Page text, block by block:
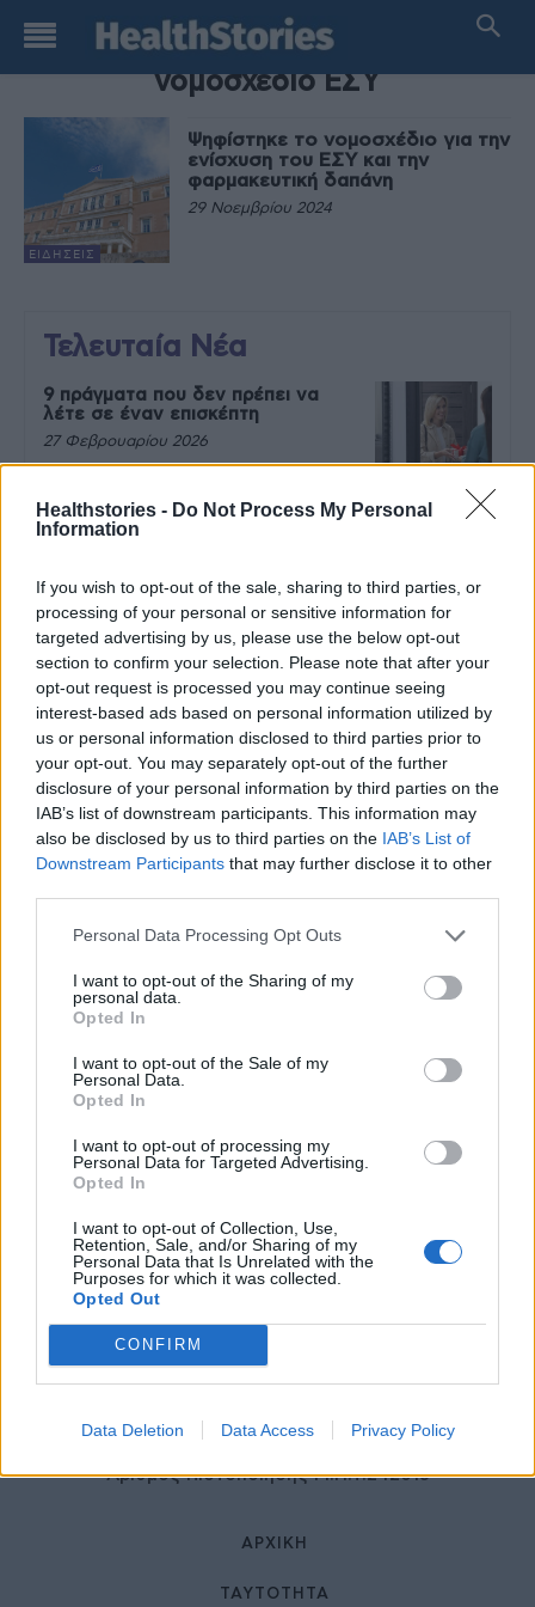
Healthstories - Do Not Process My Personal
Information
If you wish to opt-out of the sale, sharing to third parties, or
processing of your personal or sensitive information for
targeted advertising by us, please use the below opt-out
section to confirm your selection. Please note that after your
opt-out request is processed you may continue seeing
interest-based ads based on personal information utilized by
us or personal information disclosed to third parties prior to
your opt-out. You may separately opt-out of the further
disclosure of your personal information by third parties on the
IAB’s list of downstream participants. This information may
also be disclosed by us to third parties on the IAB’s List of
Downstream Participants that may further disclose it to other
Personal Data Processing Opt Outs
I want to opt-out of the Sharing of my
personal data.
Opted In
I want to opt-out of the Sale of my
Personal Data.
Opted In
I want to opt-out of processing my
Personal Data for Targeted Advertising.
Opted In
I want to opt-out of Collection, Use,
Retention, Sale, and/or Sharing of my
Personal Data that Is Unrelated with the
Purposes for which it was collected.
Opted Out
CONFIRM
Data Deletion Data Access Privacy Policy
TAG
νομοσχέδιο ΕΣΥ
ΕΙΔΉΣΕΙΣ
Ψηφίστηκε το νομοσχέδιο για την
ενίσχυση του ΕΣΥ και την
φαρμακευτική δαπάνη
29 Νοεμβρίου 2024
Τελευταία Νέα
9 πράγματα που δεν πρέπει να
λέτε σε έναν επισκέπτη
27 Φεβρουαρίου 2026
την υποστήριξη της Be-Live
27 Φεβρουαρίου 2026
Μεταπροπονητική πείνα: Ο λόγος
που θέλεις να καταβροχθίσεις τα
πάντα μετά την άσκηση
27 Φεβρουαρίου 2026
Ωρίων – Σπάνια νοσήματα
συνδέονται με μνημεία που
27 Φεβρουαρίου 2026
Γεωργιάδης: Πολλαπλά οφέλη από
τη συνεργασία δημοσίου και
27 Φεβρουαρίου 2026
© HealthStories - All rights reserved.
Αριθμός Πιστοποίησης Μ.Η.Τ.242013
ΑΡΧΙΚΉ
ΤΑΥΤΌΤΗΤΑ